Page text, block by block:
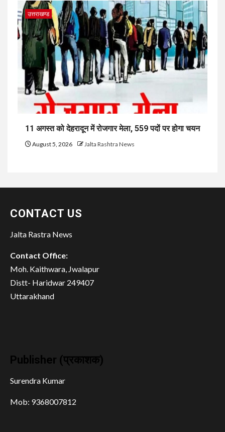
उत्तराखण्ड
11 अगस्त को देहरादून में रोजगार मेला, 559 पदों पर होगा चयन
August 5, 2026 Jalta Rashtra News
CONTACT US
Jalta Rastra News
Contact Office:
Moh. Kaithwara, Jwalapur
Distt- Haridwar 249407
Uttarakhand
Publisher (प्रकाशक)
Surendra Kumar
Mob: 9368007812